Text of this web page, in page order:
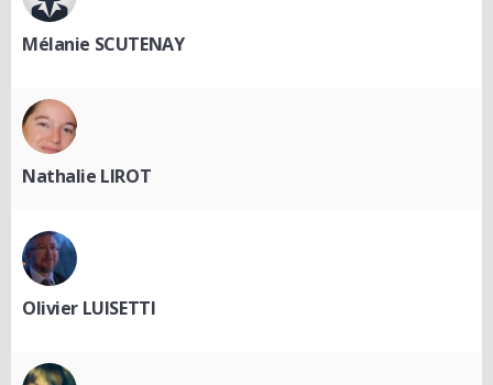
Mélanie SCUTENAY
Nathalie LIROT
Olivier LUISETTI